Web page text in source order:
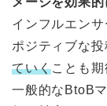
インフルエン
ポジティブな投
ていくことも期
一般的なBtoB